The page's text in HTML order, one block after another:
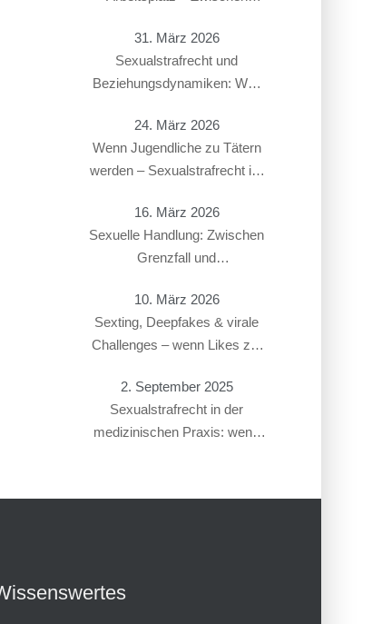
Überschneidung von § 184i
StGB mit arbeitsrechtlichen
Konsequenzen
31. März 2026
Sexualstrafrecht und
Beziehungsdynamiken: Was
oder in offenen Beziehungen?
24. März 2026
Wenn Jugendliche zu Tätern
werden – Sexualstrafrecht im
16. März 2026
Sexuelle Handlung: Zwischen
Grenzfall und
10. März 2026
Sexting, Deepfakes & virale
Challenges – wenn Likes zur
2. September 2025
Sexualstrafrecht in der
medizinischen Praxis: wenn
werden